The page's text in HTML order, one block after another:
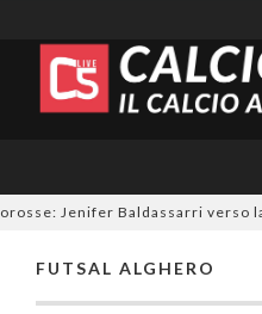
Jenifer Baldassarri verso la
FUTSAL ALGHERO